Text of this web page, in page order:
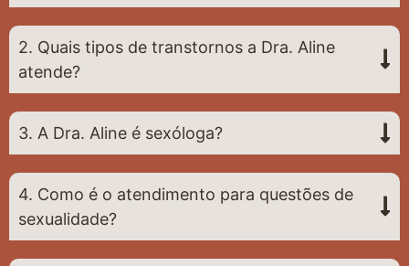
2. Quais tipos de transtornos a Dra. Aline
atende?
3. A Dra. Aline é sexóloga?
4. Como é o atendimento para questões de
sexualidade?